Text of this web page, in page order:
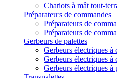
Chariots à mât tout-
Préparateurs de commandes
Préparateurs de
Préparateurs de
Gerbeurs de palettes
Gerbeurs électriques à
Gerbeurs électriques à
Gerbeurs électriques à